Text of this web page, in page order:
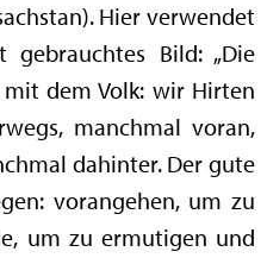
Hier verwendet
Bild: „Die
dem Volk: wir Hirten
manchmal voran,
dahinter. Der gute
vorangehen, um zu
um zu ermutigen und